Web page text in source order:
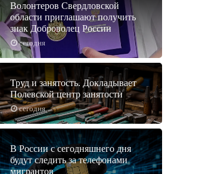
сегодня
Волонтеров Свердловской
области приглашают получить
знак Доброволец России
сегодня
Труд и занятость. Докладывает
Полевской центр занятости
В России с сегодняшнего дня
будут следить за телефонами
мигрантов